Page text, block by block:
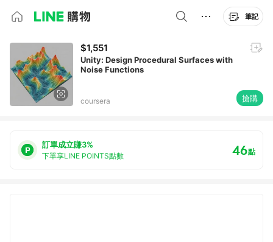
筆記
$1,551
Unity: Design Procedural Surfaces with
Noise Functions
coursera 搶購
訂單成立賺3%
下單享LINE POINTS點數 46點